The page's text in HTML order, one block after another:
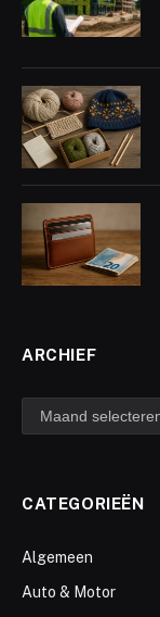
ARCHIEF
archief
CATEGORIEËN
Algemeen
Auto & Motor